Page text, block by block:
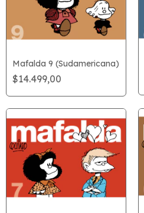
Mafalda 9 (Sudamericana)
$14.499,00